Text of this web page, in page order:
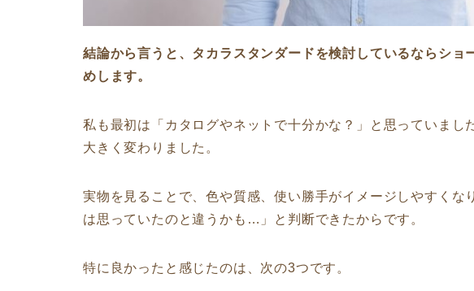
結論から言うと、タカラスタンダードを検討しているならショ
めします。
私も最初は「カタログやネットで十分かな？」と思っていまし
大きく変わりました。
実物を見ることで、色や質感、使い勝手がイメージしやすくな
は思っていたのと違うかも…」と判断できたからです。
特に良かったと感じたのは、次の3つです。